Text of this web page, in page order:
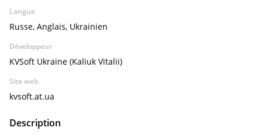
Langue
Russe, Anglais, Ukrainien
Développeur
KVSoft Ukraine (Kaliuk Vitalii)
Site web
kvsoft.at.ua
Description